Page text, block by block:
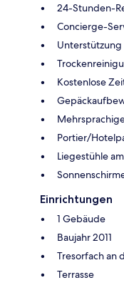
24-Stunden-
Concierge-
Kostenlose
Portier/
Liegestühle
Einrichtungen
1 Gebäude
Baujahr 2011
Tresorfach an
Terrasse